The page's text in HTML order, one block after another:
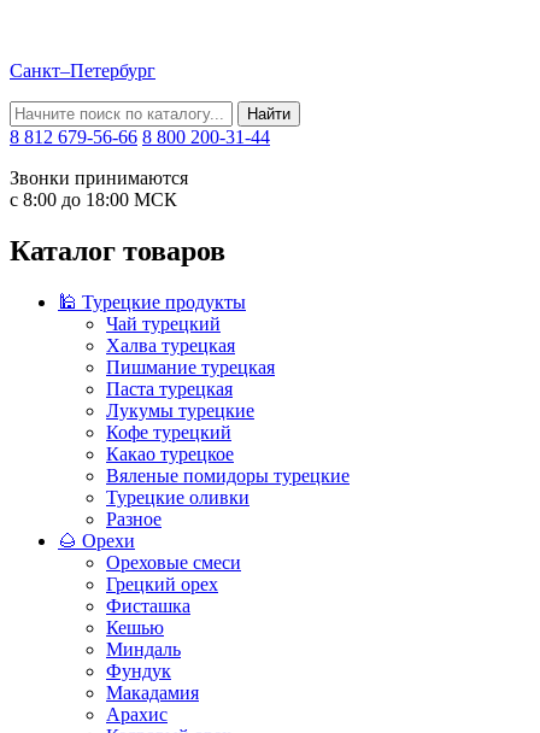
Санкт–Петербург
Найти
8 812 679-56-66 8 800 200-31-44
Звонки принимаются
с 8:00 до 18:00 МСК
Каталог товаров
🕌 Турецкие продукты
Чай турецкий
Халва турецкая
Пишмание турецкая
Паста турецкая
Лукумы турецкие
Кофе турецкий
Какао турецкое
Вяленые помидоры турецкие
Турецкие оливки
Разное
🌰 Орехи
Ореховые смеси
Грецкий орех
Фисташка
Кешью
Миндаль
Фундук
Макадамия
Арахис